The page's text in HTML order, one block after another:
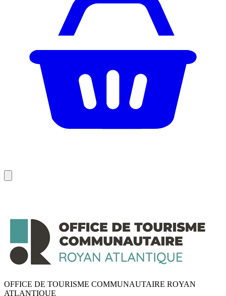
OFFICE DE TOURISME COMMUNAUTAIRE ROYAN
ATLANTIQUE